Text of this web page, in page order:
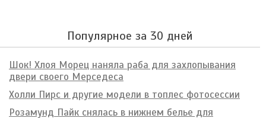
Популярное за 30 дней
Шок! Хлоя Морец наняла раба для захлопывания
двери своего Мерседеса
Холли Пирс и другие модели в топлес фотосессии
Розамунд Пайк снялась в нижнем белье для